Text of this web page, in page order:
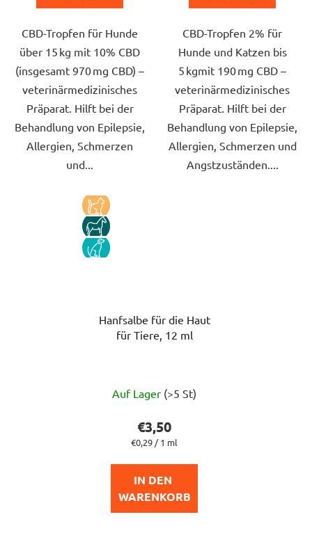
Sternen.
CBD-Tropfen für Hunde
über 15 kg mit 10% CBD
(insgesamt 970 mg CBD) –
veterinärmedizinisches
Präparat. Hilft bei der
Behandlung von Epilepsie,
Allergien, Schmerzen
und...
Sternen.
CBD-Tropfen 2% für
Hunde und Katzen bis
5 kgmit 190 mg CBD –
veterinärmedizinisches
Präparat. Hilft bei der
Behandlung von Epilepsie,
Allergien, Schmerzen und
Angstzuständen....
KOCKA
KUN
PES
Hanfsalbe für die Haut
für Tiere, 12 ml
durchschnittliche
Produktbewertung
ist
von
5
Sternen.
Auf Lager (>5 St)
€3,50
Verkaufspreis:
€0,29 / 1 ml
IN DEN
WARENKORB